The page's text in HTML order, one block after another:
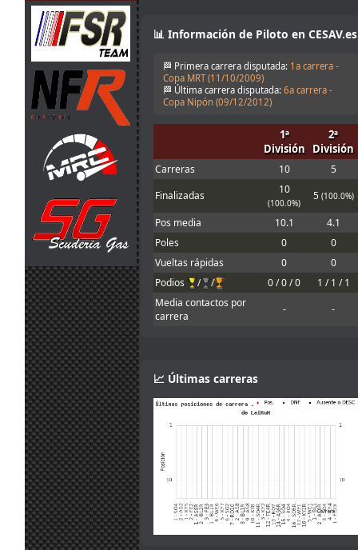
31
jul.
10:21
Ferminator:
Perdon, no se
que pasa con el
set obligatorio,
yo lo meto en la
carpeta de
setup y me echa
en 30
31
jul.
menjacocs :
1 segunto en el
T1 !!!!
Cameron!!!
jul.
15:04
Malavida Valdez
Mola! Nos
vemos el Lunes
30
jul.
14:14
johneysvk
Would be good
to allow
different tyre
manufacturers
30
jul.
13:53
camtawn:
Ah that makes
sense! Gracias :)
30
jul.
13:47
mitsumeku:
Yes, it isn't fully
explained in the
information. You
can lower the
brake force, but
not increase it.
Sorry.
30
jul.
13:19
camtawn:
I think the
servers want
the brake power
check disabling.
According to the
setup info,
brake power is
one of the
adjustments
📊 Información de Piloto en CESAV.es
🏁 Primera carrera disputada: 1a carrera -
Copa MRT (11/10/2009)
🏁 Última carrera disputada: 6a carrera -
Copa Nipón (09/12/2012)
1ª
División
2ª
División
Carreras 10
5
Finalizadas
10
(100.0%)
5 (100.0%)
Pos media 10.1
4.1
Poles
0
0
Vueltas rápidas
0
0
Podios
/ / 0 / 0 / 0
1 / 1 / 1
Media contactos por
carrera
- -
📈 Últimas carreras